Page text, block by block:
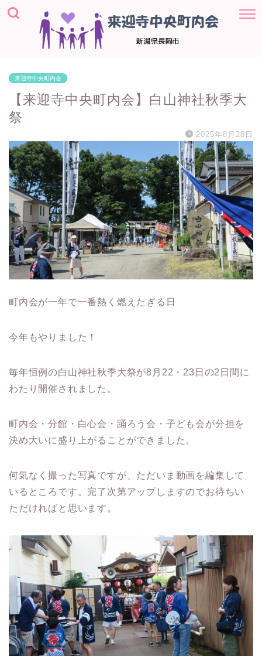
来迎寺中央町内会
【来迎寺中央町内会】白山神社秋季大
祭
2025年8月28日
町内会が一年で一番熱く燃えたぎる日
今年もやりました！
毎年恒例の白山神社秋季大祭が8月22・23日の2日間に
わたり開催されました。
町内会・分館・白心会・踊ろう会・子ども会が分担を
決め大いに盛り上がることができました。
何気なく撮った写真ですが、ただいま動画を編集して
いるところです。完了次第アップしますのでお待ちい
ただければと思います。